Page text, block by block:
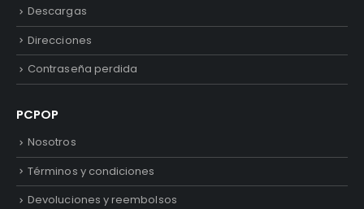
Descargas
Direcciones
Contraseña perdida
PCPOP
Nosotros
Términos y condiciones
Devoluciones y reembolsos